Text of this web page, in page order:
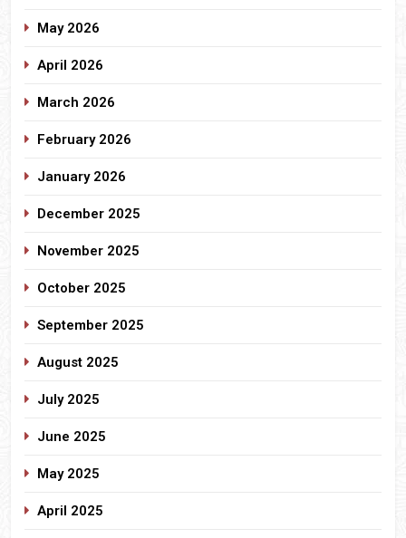
May 2026
April 2026
March 2026
February 2026
January 2026
December 2025
November 2025
October 2025
September 2025
August 2025
July 2025
June 2025
May 2025
April 2025